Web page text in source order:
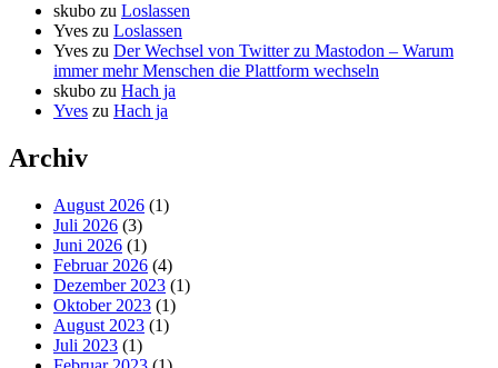
skubo zu Loslassen
Yves zu Loslassen
Yves zu Der Wechsel von Twitter zu Mastodon – Warum
immer mehr Menschen die Plattform wechseln
skubo zu Hach ja
Yves zu Hach ja
Archiv
August 2026 (1)
Juli 2026 (3)
Juni 2026 (1)
Februar 2026 (4)
Dezember 2023 (1)
Oktober 2023 (1)
August 2023 (1)
Juli 2023 (1)